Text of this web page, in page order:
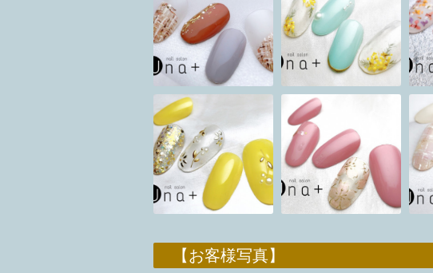
【お客様写真】 料金